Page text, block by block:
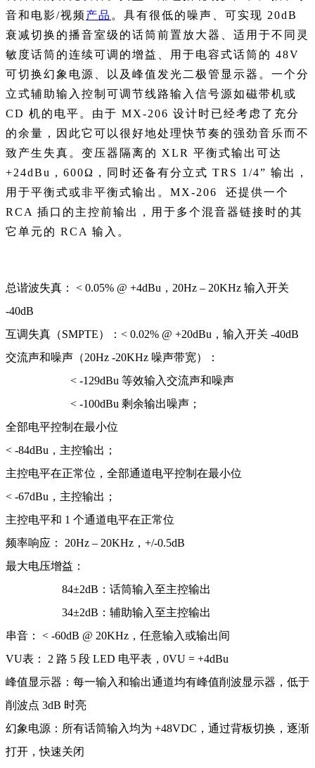
音和电影/视频 产品 。具有很低的噪声、可实现 20dB
衰减切换的播音室级的话筒前置放大器、适用于不同灵
敏度话筒的连续可调的增益、用于电容式话筒的 48V
可切换幻象电源、以及峰值发光二极管显示器。一个分
立式辅助输入控制可调节线路输入信号源如磁带机或
CD 机的电平。由于 MX-206 设计时已经考虑了充分
的余量，因此它可以很好地处理快节奏的强劲音乐而不
致产生失真。变压器隔离的 XLR 平衡式输出可达
+24dBu，600Ω，同时还备有分立式 TRS 1/4” 输出，
用于平衡式或非平衡式输出。MX-206 还提供一个
RCA 插口的主控前输出，用于多个混音器链接时的其
它单元的 RCA 输入。
总谐波失真： < 0.05% @ +4dBu，20Hz – 20KHz 输入开关
-40dB
互调失真（SMPTE）：< 0.02% @ +20dBu，输入开关 -40dB
交流声和噪声（20Hz -20KHz 噪声带宽）：
< -129dBu 等效输入交流声和噪声
< -100dBu 剩余输出噪声；
全部电平控制在最小位
< -84dBu，主控输出；
主控电平在正常位，全部通道电平控制在最小位
< -67dBu，主控输出；
主控电平和 1 个通道电平在正常位
频率响应： 20Hz – 20KHz，+/-0.5dB
最大电压增益：
84±2dB：话筒输入至主控输出
34±2dB：辅助输入至主控输出
串音： < -60dB @ 20KHz，任意输入或输出间
VU表： 2 路 5 段 LED 电平表，0VU = +4dBu
峰值显示器：每一输入和输出通道均有峰值削波显示器，低于
削波点 3dB 时亮
幻象电源：所有话筒输入均为 +48VDC，通过背板切换，逐渐
打开，快速关闭